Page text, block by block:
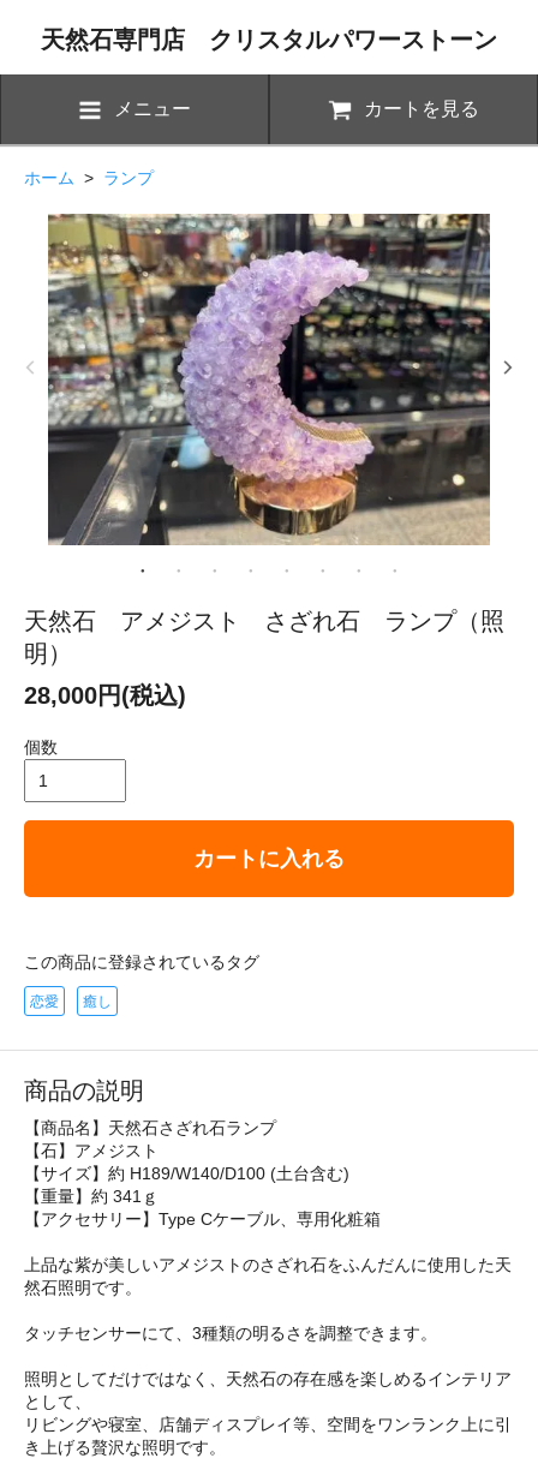
天然石専門店 クリスタルパワーストーン
メニュー カートを見る
ホーム > ランプ
天然石 アメジスト さざれ石 ランプ（照
明）
28,000円(税込)
個数
カートに入れる
この商品に登録されているタグ
恋愛 癒し
商品の説明
【商品名】天然石さざれ石ランプ
【石】アメジスト
【サイズ】約 H189/W140/D100 (土台含む)
【重量】約 341ｇ
【アクセサリー】Type Cケーブル、専用化粧箱
上品な紫が美しいアメジストのさざれ石をふんだんに使用した天
然石照明です。
タッチセンサーにて、3種類の明るさを調整できます。
照明としてだけではなく、天然石の存在感を楽しめるインテリア
として、
リビングや寝室、店舗ディスプレイ等、空間をワンランク上に引
き上げる贅沢な照明です。